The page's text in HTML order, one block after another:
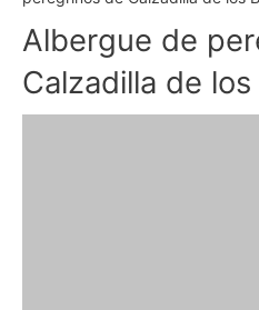
Albergue de
Calzadilla de